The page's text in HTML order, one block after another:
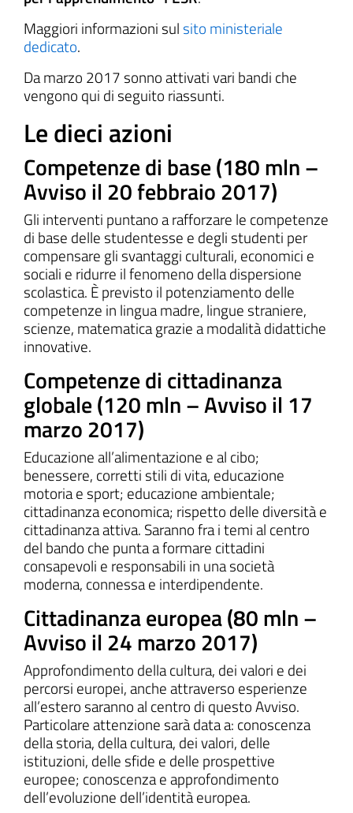
Maggiori informazioni sul sito ministeriale
dedicato.
Da marzo 2017 sonno attivati vari bandi che
vengono qui di seguito riassunti.
Le dieci azioni
Competenze di base (180 mln –
Avviso il 20 febbraio 2017)
Gli interventi puntano a rafforzare le competenze
di base delle studentesse e degli studenti per
compensare gli svantaggi culturali, economici e
sociali e ridurre il fenomeno della dispersione
scolastica. È previsto il potenziamento delle
competenze in lingua madre, lingue straniere,
scienze, matematica grazie a modalità didattiche
innovative.
Competenze di cittadinanza
globale (120 mln – Avviso il 17
marzo 2017)
Educazione all’alimentazione e al cibo;
benessere, corretti stili di vita, educazione
motoria e sport; educazione ambientale;
cittadinanza economica; rispetto delle diversità e
cittadinanza attiva. Saranno fra i temi al centro
del bando che punta a formare cittadini
consapevoli e responsabili in una società
moderna, connessa e interdipendente.
Cittadinanza europea (80 mln –
Avviso il 24 marzo 2017)
Approfondimento della cultura, dei valori e dei
percorsi europei, anche attraverso esperienze
all’estero saranno al centro di questo Avviso.
Particolare attenzione sarà data a: conoscenza
della storia, della cultura, dei valori, delle
istituzioni, delle sfide e delle prospettive
europee; conoscenza e approfondimento
dell’evoluzione dell’identità europea.